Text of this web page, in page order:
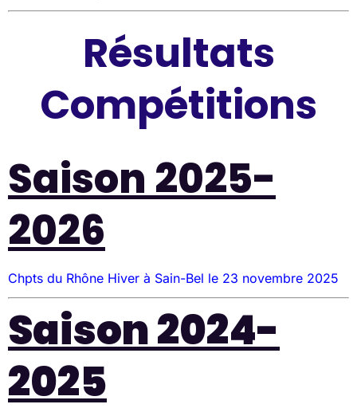
Résultats
Compétitions
Saison 2025-
2026
Chpts du Rhône Hiver à Sain-Bel le 23 novembre 2025
Saison 2024-
2025